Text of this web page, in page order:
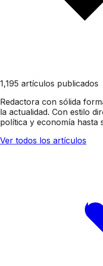
1,195 artículos publicados
Redactora con sólida
la actualidad. Con estilo
política y economía hasta
Ver todos los artículos